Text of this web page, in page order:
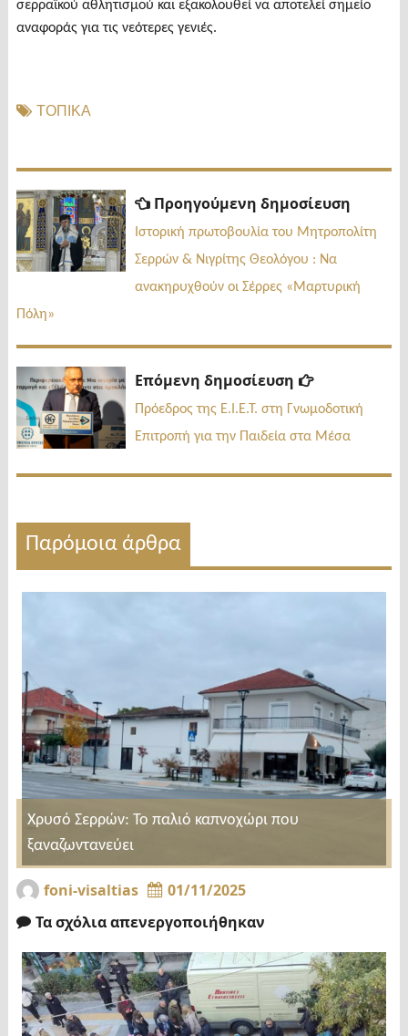
σερραϊκού αθλητισμού και εξακολουθεί να αποτελεί σημείο
αναφοράς για τις νεότερες γενιές.
ΤΟΠΙΚΑ
Πλοήγηση
άρθρων
Προηγούμενη δημοσίευση
Ιστορική πρωτοβουλία του Μητροπολίτη
Σερρών & Νιγρίτης Θεολόγου : Να
ανακηρυχθούν οι Σέρρες «Μαρτυρική
Πόλη»
Επόμενη δημοσίευση
Επόμενη
Πρόεδρος της Ε.Ι.Ε.Τ. στη Γνωμοδοτική
Επιτροπή για την Παιδεία στα Μέσα
Παρόμοια άρθρα
Χρυσό Σερρών: Το παλιό καπνοχώρι που
ξαναζωντανεύει
foni-visaltias
01/11/2025
Τα σχόλια απενεργοποιήθηκαν